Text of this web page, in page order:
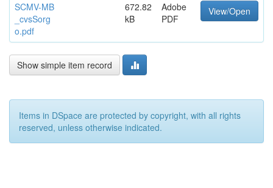
SCMV-MB
_cvsSorg
o.pdf
672.82
kB
Adobe
PDF
View/Open
Show simple item record
Items in DSpace are protected by copyright, with all rights
reserved, unless otherwise indicated.